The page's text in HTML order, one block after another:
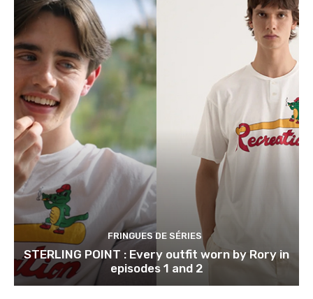
FRINGUES DE SÉRIES
STERLING POINT : Every outfit worn by Rory in
episodes 1 and 2